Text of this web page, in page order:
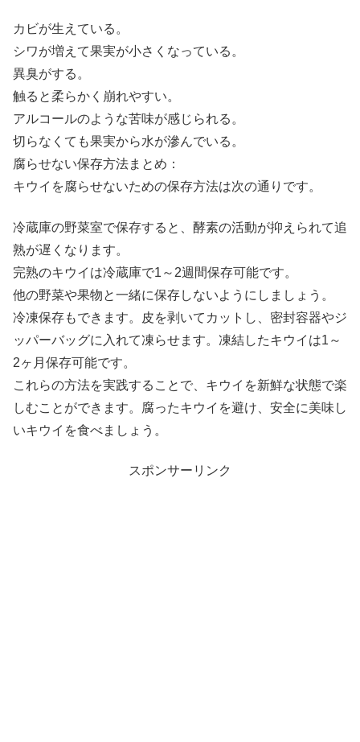
カビが生えている。
シワが増えて果実が小さくなっている。
異臭がする。
触ると柔らかく崩れやすい。
アルコールのような苦味が感じられる。
切らなくても果実から水が滲んでいる。
腐らせない保存方法まとめ：
キウイを腐らせないための保存方法は次の通りです。
冷蔵庫の野菜室で保存すると、酵素の活動が抑えられて追
熟が遅くなります。
完熟のキウイは冷蔵庫で1～2週間保存可能です。
他の野菜や果物と一緒に保存しないようにしましょう。
冷凍保存もできます。皮を剥いてカットし、密封容器やジ
ッパーバッグに入れて凍らせます。凍結したキウイは1～
2ヶ月保存可能です。
これらの方法を実践することで、キウイを新鮮な状態で楽
しむことができます。腐ったキウイを避け、安全に美味し
いキウイを食べましょう。
スポンサーリンク